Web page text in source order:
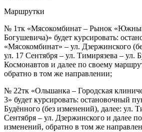
Маршрутки
№ 1тк «Мясокомбинат – Рынок
Богушевича)» будет курсировать:
«Мясокомбинат» – ул. Дзержинского
ул. 17 Сентября – ул. Тимирязева – ул.
Космонавтов и далее по своему
обратно в том же направлении;
№ 22тк «Ольшанка – Городская
3» будет курсировать: остановочный
Будённого (без изменений), далее: ул.
Сентября – ул. Дзержинского и далее
изменений, обратно в том же